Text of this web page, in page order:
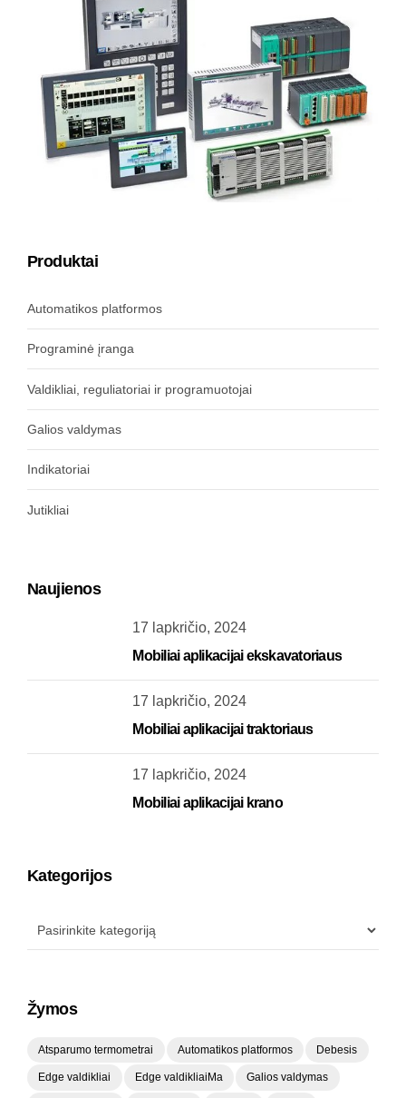
Produktai
Automatikos platformos
Programinė įranga
Valdikliai, reguliatoriai ir programuotojai
Galios valdymas
Indikatoriai
Jutikliai
Naujienos
17 lapkričio, 2024
Mobiliai aplikacijai ekskavatoriaus
17 lapkričio, 2024
Mobiliai aplikacijai traktoriaus
17 lapkričio, 2024
Mobiliai aplikacijai krano
Kategorijos
Žymos
Atsparumo termometrai Automatikos platformos Debesis
Edge valdikliai Edge valdikliaiMa Galios valdymas